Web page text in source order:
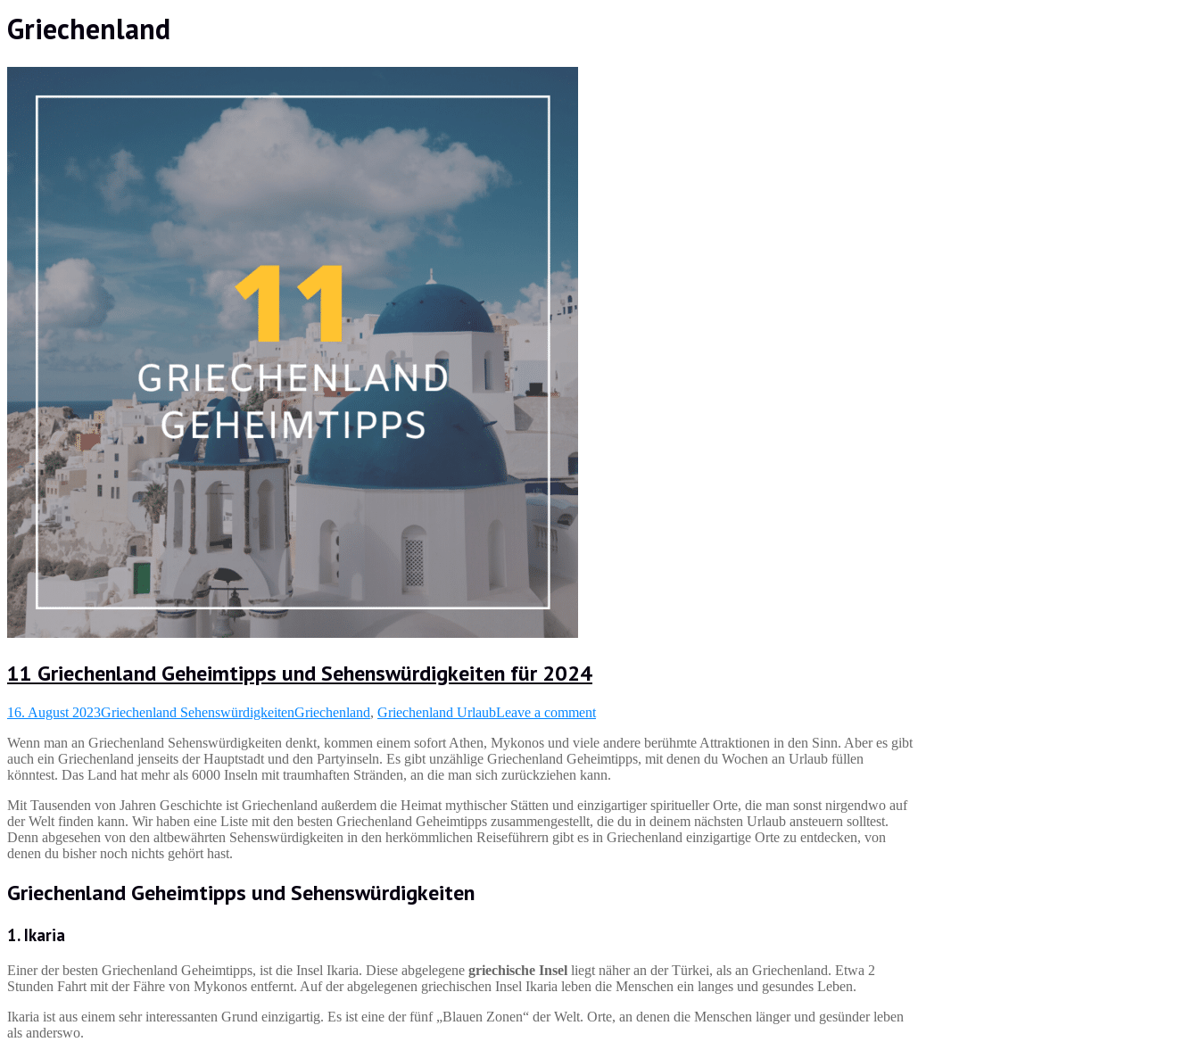
Griechenland
11 Griechenland Geheimtipps und Sehenswürdigkeiten für 2024
16. August 2023Griechenland SehenswürdigkeitenGriechenland, Griechenland UrlaubLeave a comment
Wenn man an Griechenland Sehenswürdigkeiten denkt, kommen einem sofort Athen, Mykonos und viele andere berühmte Attraktionen in den Sinn. Aber es gibt
auch ein Griechenland jenseits der Hauptstadt und den Partyinseln. Es gibt unzählige Griechenland Geheimtipps, mit denen du Wochen an Urlaub füllen
könntest. Das Land hat mehr als 6000 Inseln mit traumhaften Stränden, an die man sich zurückziehen kann.
Mit Tausenden von Jahren Geschichte ist Griechenland außerdem die Heimat mythischer Stätten und einzigartiger spiritueller Orte, die man sonst nirgendwo auf
der Welt finden kann. Wir haben eine Liste mit den besten Griechenland Geheimtipps zusammengestellt, die du in deinem nächsten Urlaub ansteuern solltest.
Denn abgesehen von den altbewährten Sehenswürdigkeiten in den herkömmlichen Reiseführern gibt es in Griechenland einzigartige Orte zu entdecken, von
denen du bisher noch nichts gehört hast.
Griechenland Geheimtipps und Sehenswürdigkeiten
1. Ikaria
Einer der besten Griechenland Geheimtipps, ist die Insel Ikaria. Diese abgelegene griechische Insel liegt näher an der Türkei, als an Griechenland. Etwa 2
Stunden Fahrt mit der Fähre von Mykonos entfernt. Auf der abgelegenen griechischen Insel Ikaria leben die Menschen ein langes und gesundes Leben.
Ikaria ist aus einem sehr interessanten Grund einzigartig. Es ist eine der fünf „Blauen Zonen“ der Welt. Orte, an denen die Menschen länger und gesünder leben
als anderswo.